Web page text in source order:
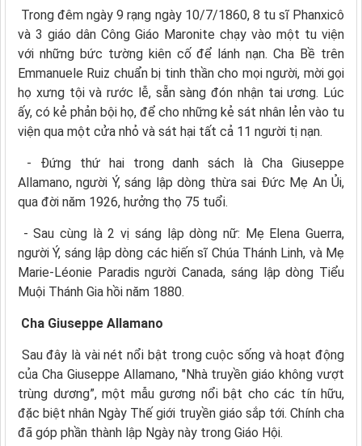
Trong đêm ngày 9 rạng ngày 10/7/1860, 8 tu sĩ Phanxicô
và 3 giáo dân Công Giáo Maronite chạy vào một tu viện
với những bức tường kiên cố để lánh nạn. Cha Bề trên
Emmanuele Ruiz chuẩn bị tinh thần cho mọi người, mời gọi
họ xưng tội và rước lễ, sẵn sàng đón nhận tai ương. Lúc
ấy, có kẻ phản bội họ, để cho những kẻ sát nhân lẻn vào tu
viện qua một cửa nhỏ và sát hại tất cả 11 người tị nạn.
- Đứng thứ hai trong danh sách là Cha Giuseppe
Allamano, người Ý, sáng lập dòng thừa sai Đức Mẹ An Ủi,
qua đời năm 1926, hưởng thọ 75 tuổi.
- Sau cùng là 2 vị sáng lập dòng nữ: Mẹ Elena Guerra,
người Ý, sáng lập dòng các hiến sĩ Chúa Thánh Linh, và Mẹ
Marie-Léonie Paradis người Canada, sáng lập dòng Tiểu
Muội Thánh Gia hồi năm 1880.
Cha Giuseppe Allamano
Sau đây là vài nét nổi bật trong cuộc sống và hoạt động
của Cha Giuseppe Allamano, "Nhà truyền giáo không vượt
trùng dương”, một mẫu gương nổi bật cho các tín hữu,
đặc biệt nhân Ngày Thế giới truyền giáo sắp tới. Chính cha
đã góp phần thành lập Ngày này trong Giáo Hội.